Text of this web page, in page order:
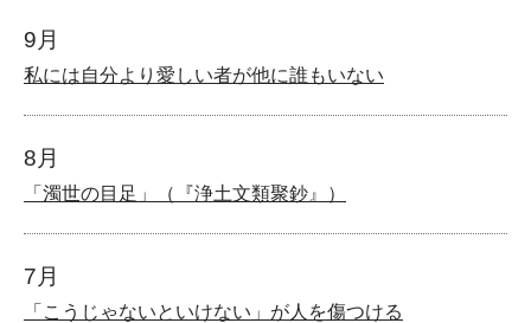
9月
私には自分より愛しい者が他に誰もいない
8月
「濁世の目足」（『浄土文類聚鈔』）
7月
「こうじゃないといけない」が人を傷つける